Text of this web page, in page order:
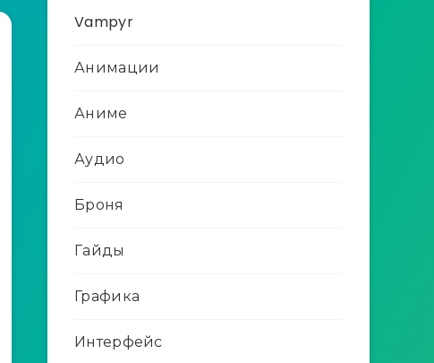
Vampyr
Анимации
Аниме
Аудио
Броня
Гайды
Графика
Интерфейс